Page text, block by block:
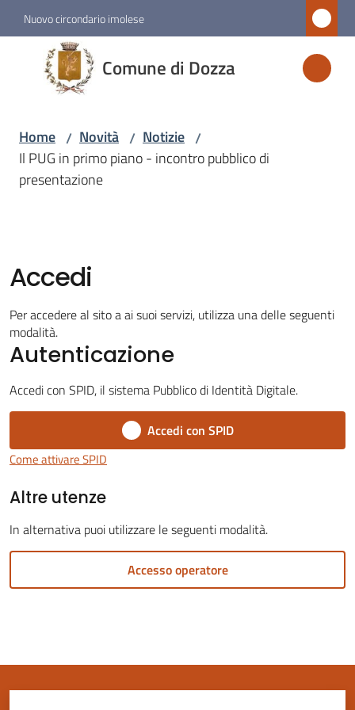
Vai al contenuto
Vai alla navigazione
Vai al footer
Nuovo circondario imolese
Comune di Dozza
Comune
di
Dozza
Amministrazione
Servizi
Vivere
Dozza
Servizi
line
Tutti
argomenti
Home / Novità / Notizie /
Il PUG in primo piano - incontro pubblico di
presentazione
Accedi
Per accedere al sito a ai suoi servizi, utilizza una delle seguenti
modalità.
Autenticazione
Accedi con SPID, il sistema Pubblico di Identità Digitale.
Accedi con SPID
Come attivare SPID
Altre utenze
In alternativa puoi utilizzare le seguenti modalità.
Accesso operatore